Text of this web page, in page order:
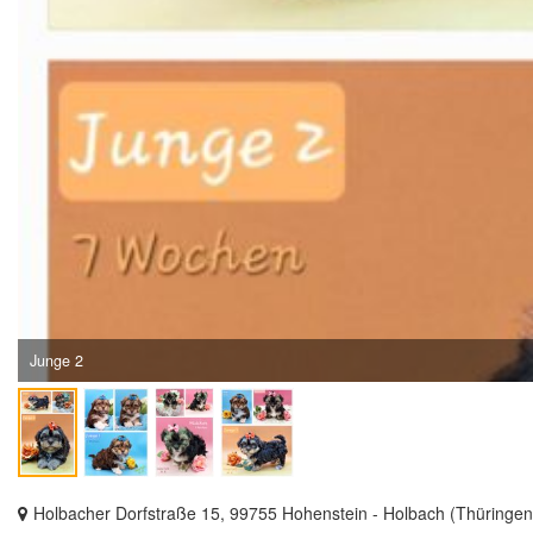
Junge 2
Holbacher Dorfstraße 15, 99755 Hohenstein - Holbach